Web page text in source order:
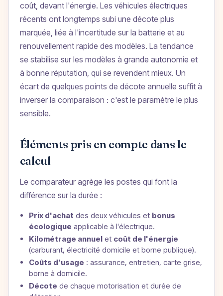
coût, devant l'énergie. Les véhicules électriques
récents ont longtemps subi une décote plus
marquée, liée à l'incertitude sur la batterie et au
renouvellement rapide des modèles. La tendance
se stabilise sur les modèles à grande autonomie et
à bonne réputation, qui se revendent mieux. Un
écart de quelques points de décote annuelle suffit à
inverser la comparaison : c'est le paramètre le plus
sensible.
Éléments pris en compte dans le
calcul
Le comparateur agrège les postes qui font la
différence sur la durée :
Prix d'achat des deux véhicules et bonus
écologique applicable à l'électrique.
Kilométrage annuelet coût de l'énergie
(carburant, électricité domicile et borne publique).
Coûts d'usage : assurance, entretien, carte grise,
borne à domicile.
Décote de chaque motorisation et durée de